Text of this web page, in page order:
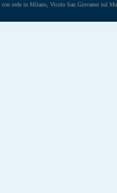
con sede in Milano, Vicolo San Giovanni sul